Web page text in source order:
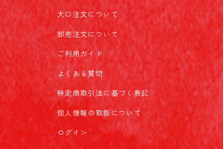
大口注文について
卸売注文について
ご利用ガイド
よくある質問
特定商取引法に基づく表記
個人情報の取扱について
ログイン